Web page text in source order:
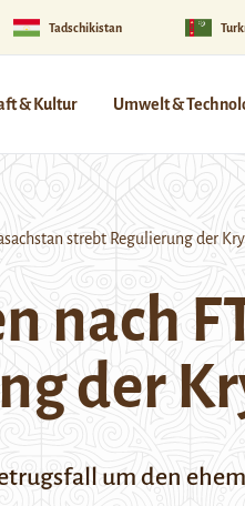
Tadschikistan
& Kultur Umwelt &
strebt Regulierung der
nach
der
um den